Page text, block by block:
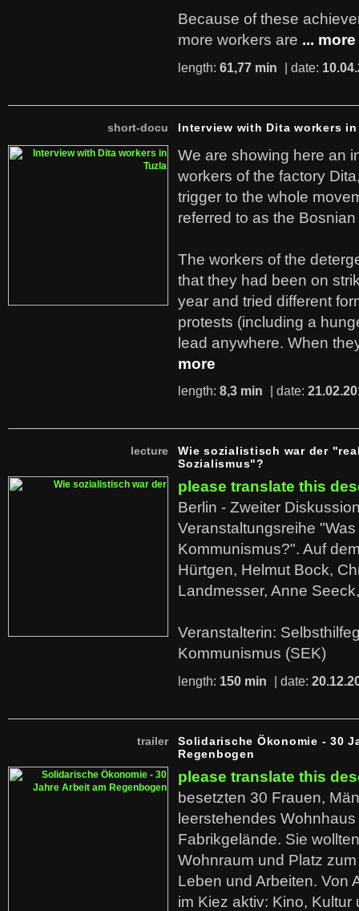
Because of these
more workers are ... more
length: 61,77 min | date:
short-docu Interview with Dita workers in
We are showing here an
workers of the factory
trigger to the whole
referred to as the
The workers of the
that they had been on
year and tried different
protests (including a
lead anywhere. When
more
length: 8,3 min | date:
lecture
Wie sozialistisch war der
Sozialismus"?
please translate this
Berlin - Zweiter
Veranstaltungsreihe "Was
Kommunismus?". Auf
Hürtgen, Helmut Bock,
Landmesser, Anne
Veranstalterin:
Kommunismus (SEK)
length: 150 min | date:
trailer
Solidarische Ökonomie - 30
Regenbogen
please translate this
besetzten 30 Frauen,
leerstehendes
Fabrikgelände. Sie
Wohnraum und Platz
Leben und Arbeiten. Von
im Kiez aktiv: Kino,